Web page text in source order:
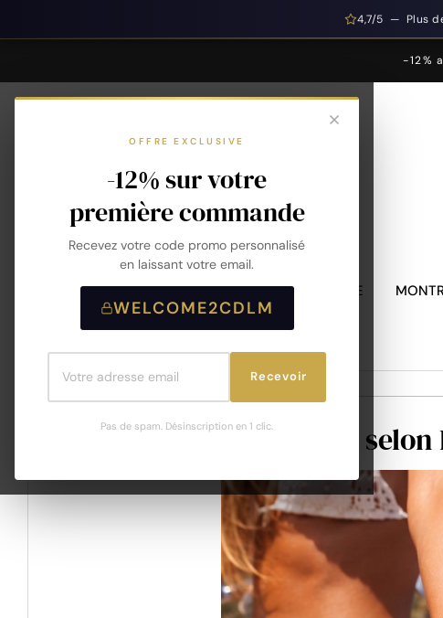
4,7/5 — Plus
-12%
OFFRE EXCLUSIVE
-12% sur votre
première commande
Recevez votre code promo personnalisé
en laissant votre email.
WELCOME2CDLM
Recevoir
Pas de spam. Désinscription en 1 clic.
MONTRES HOMME
L'été